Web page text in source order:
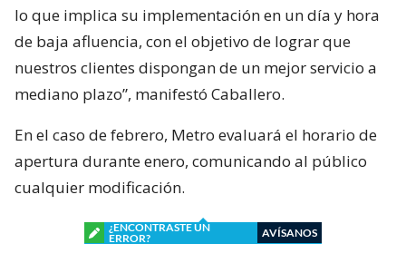
lo que implica su implementación en un día y hora
de baja afluencia, con el objetivo de lograr que
nuestros clientes dispongan de un mejor servicio a
mediano plazo”, manifestó Caballero.
En el caso de febrero, Metro evaluará el horario de
apertura durante enero, comunicando al público
cualquier modificación.
¿ENCONTRASTE UN
ERROR?
AVÍSANOS